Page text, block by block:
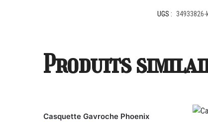
UGS :
Produits
Casquette Gavroche Phoenix